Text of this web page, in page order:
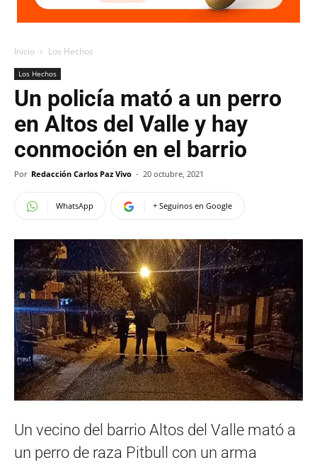
Inicio Los Hechos
Los Hechos
Un policía mató a un perro
en Altos del Valle y hay
conmoción en el barrio
Por Redacción Carlos Paz Vivo - 20 octubre, 2021
WhatsApp + Seguinos en Google
Un vecino del barrio Altos del Valle mató a
un perro de raza Pitbull con un arma